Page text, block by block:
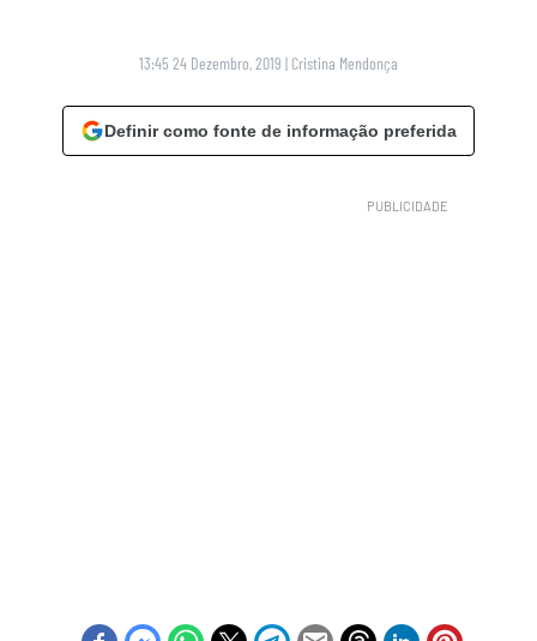
13:45 24 Dezembro, 2019 | Cristina Mendonça
Definir como fonte de informação preferida